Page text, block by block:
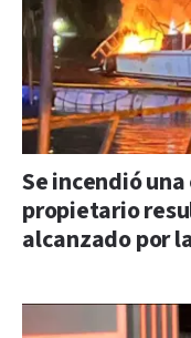
Se incendió
propietario
alcanzado por